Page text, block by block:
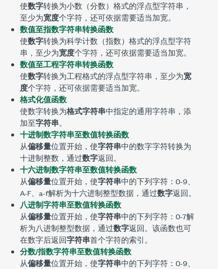
使数字转换为小数（分数）格式的浮点型字符串，
至少为宽度个字符，还可依据需要适当加宽。
数值至指数字符串转换函数
使数字转换为科学计数（指数）格式的浮点型字符
串，至少为宽度个字符，还可依据需要适当加宽。
数值至工程字符串转换函数
使数字转换为工程格式的浮点型字符串，至少为宽
度个字符，还可依据需要适当加宽。
格式化值函数
使数字转换为格式字符串中指定的通用字符串，添
加至字符串。
十进制数字符串至数值转换函数
从偏移量位置开始，使字符串中的数字字符转换为
十进制整数，通过数字返回。
十六进制数字符串至数值转换函数
从偏移量位置开始，使字符串中的下列字符：0-9、
A-F、a-f解析为十六进制整型数据，通过数字返回。
八进制字符串至数值转换函数
从偏移量位置开始，使字符串中的下列字符：0-7解
析为八进制整型数据，通过数字返回。该函数也可
在数字后返回字符串首个字符的索引。
分数/指数字符串至数值转换函数
从偏移量位置开始，使字符串中的下列字符：0-9、